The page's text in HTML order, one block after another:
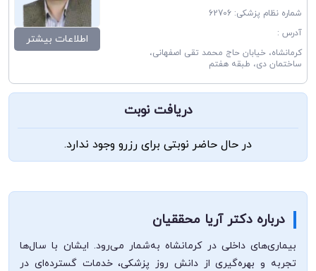
شماره نظام پزشکی: 62706
آدرس :
کرمانشاه، خیابان حاج محمد تقی اصفهانی،
ساختمان دی، طبقه هفتم
اطلاعات بیشتر
دریافت نوبت
در حال حاضر نوبتی برای رزرو وجود ندارد.
درباره دکتر آریا محققیان
بیماری‌های داخلی در کرمانشاه به‌شمار می‌رود. ایشان با سال‌ها
تجربه و بهره‌گیری از دانش روز پزشکی، خدمات گسترده‌ای در